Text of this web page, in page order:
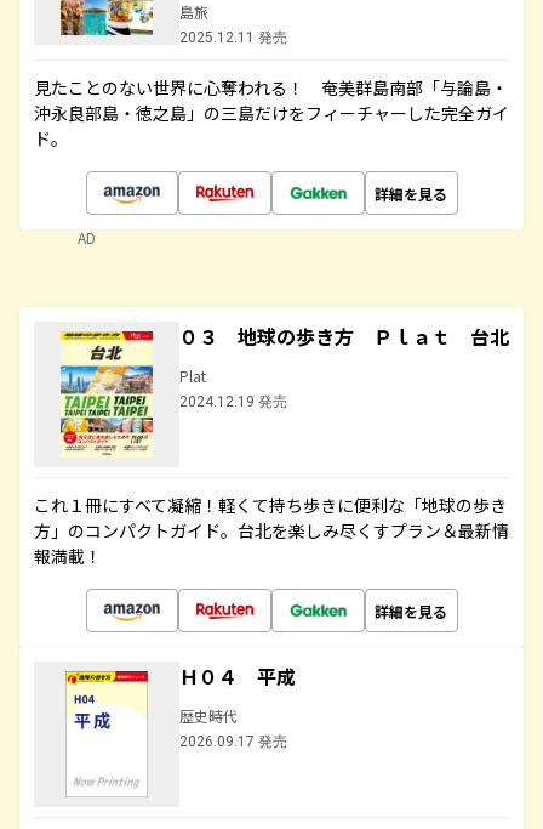
島旅
2025.12.11 発売
見たことのない世界に心奪われる！ 奄美群島南部「与論島・
沖永良部島・徳之島」の三島だけをフィーチャーした完全ガイ
ド。
詳細を見る
AD
０３ 地球の歩き方 Ｐｌａｔ 台北
Plat
2024.12.19 発売
これ１冊にすべて凝縮！軽くて持ち歩きに便利な「地球の歩き
方」のコンパクトガイド。台北を楽しみ尽くすプラン＆最新情
報満載！
詳細を見る
Ｈ０４ 平成
歴史時代
2026.09.17 発売